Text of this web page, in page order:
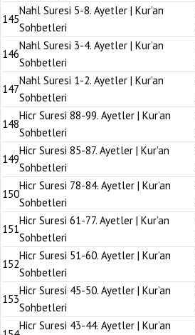
145
Nahl Suresi 5-8. Ayetler | Kur’an
Sohbetleri
146
Nahl Suresi 3-4. Ayetler | Kur’an
Sohbetleri
147
Nahl Suresi 1-2. Ayetler | Kur’an
Sohbetleri
148
Hicr Suresi 88-99. Ayetler | Kur’an
Sohbetleri
149
Hicr Suresi 85-87. Ayetler | Kur’an
Sohbetleri
150
Hicr Suresi 78-84. Ayetler | Kur’an
Sohbetleri
151
Hicr Suresi 61-77. Ayetler | Kur’an
Sohbetleri
152
Hicr Suresi 51-60. Ayetler | Kur’an
Sohbetleri
153
Hicr Suresi 45-50. Ayetler | Kur’an
Sohbetleri
Hicr Suresi 43-44. Ayetler | Kur’an